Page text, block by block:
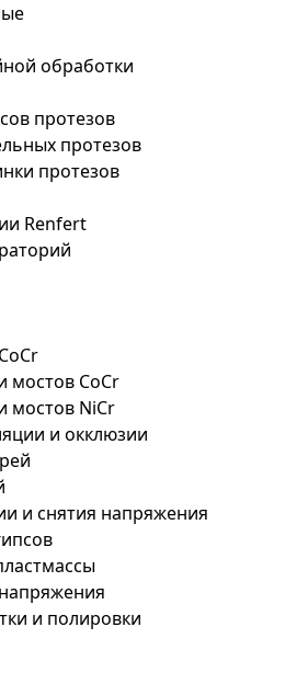
обработки
протезов
протезов
протезов
Renfert
мостов CoCr
мостов NiCr
и окклюзии
и снятия напряжения
и полировки